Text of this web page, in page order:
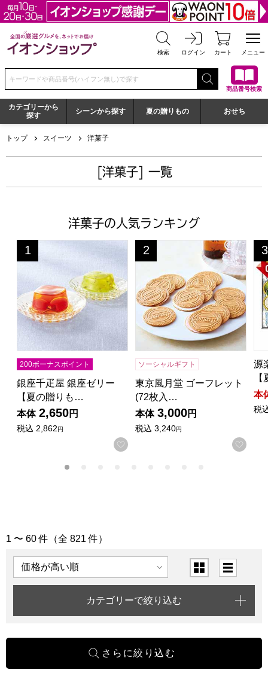
全国の厳選グルメを、ネットでお届け イオンショップ
検索 ログイン カート メニュー
検索キーワードまたは商品番号を入力してください
商品番号検索
カテゴリーから
探す
シーンから探す 夏の贈りもの おせち
トップ スイーツ 洋菓子
[洋菓子] 一覧
洋菓子の人気ランキング
銀座千疋屋 銀座ゼリー【夏の贈りもの・お中元】[PGS-
1
位
200ボーナスポイント
銀座千疋屋 銀座ゼリー
【夏の贈りも…
本体 2,650円
税込 2,862円
お気に入りに登録する
東京風月堂 ゴーフレット(72
2
位
ソーシャルギフト
東京風月堂 ゴーフレット
(72枚入…
本体 3,000円
税込 3,240円
お気
3
位
源
本
税
「洋菓子」の商品一覧
1 〜 60 件（全 821 件）
表示順 表示切替
カテゴリーで絞り込む